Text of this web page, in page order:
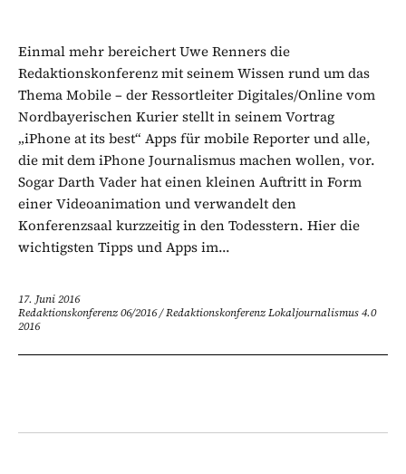
Einmal mehr bereichert Uwe Renners die
Redaktionskonferenz mit seinem Wissen rund um das
Thema Mobile – der Ressortleiter Digitales/Online vom
Nordbayerischen Kurier stellt in seinem Vortrag
„iPhone at its best“ Apps für mobile Reporter und alle,
die mit dem iPhone Journalismus machen wollen, vor.
Sogar Darth Vader hat einen kleinen Auftritt in Form
einer Videoanimation und verwandelt den
Konferenzsaal kurzzeitig in den Todesstern. Hier die
wichtigsten Tipps und Apps im...
17. Juni 2016
Redaktionskonferenz 06/2016/Redaktionskonferenz Lokaljournalismus 4.0
2016